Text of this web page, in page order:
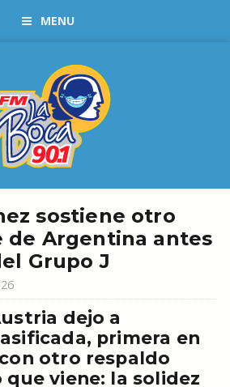
MENU
sostiene otro
Argentina antes
Grupo J
dejo a
primera en
otro respaldo
que viene: la solidez